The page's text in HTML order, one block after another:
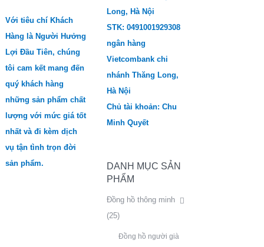
Với tiêu chí Khách
Hàng là Người Hưởng
Lợi Đầu Tiên, chúng
tôi cam kết mang đến
quý khách hàng
những sản phẩm chất
lượng với mức giá tốt
nhất và đi kèm dịch
vụ tận tình trọn đời
sản phẩm.
Long, Hà Nội
STK: 0491001929308
ngân hàng
Vietcombank chi
nhánh Thăng Long,
Hà Nội
Chủ tài khoản: Chu
Minh Quyết
DANH MỤC SẢN
PHẨM
Đồng hồ thông minh
(25)
Đồng hồ người già